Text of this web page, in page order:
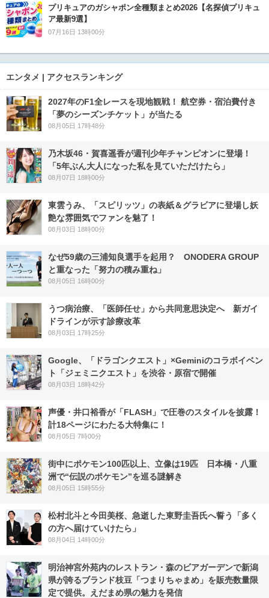
プリキュアのガシャポン全種類まとめ2026【名探偵プリキュ
ア最新9選】
07月16日 13時00分
エンタメ | アクセスランキング
2027年のF1全レースを現地観戦！ 航空券・宿泊費付き
「夢のシーズンチケット」が当たる
08月05日 17時48分
乃木坂46・賀喜遥香が週刊少年チャンピオンに登場！
「5年ぶん大人になった私を見ていただけたら」
08月07日 18時00分
東雲うみ、「スピリッツ」の表紙＆グラビアに登場し妖
艶な雰囲気でファンを魅了！
08月03日 18時00分
なぜ59歳の三浦知良選手を起用？ ONODERA GROUP
と重なった「努力の積み重ね」
08月05日 16時00分
うつ病治療、「医師任せ」から共同意思決定へ 新ガイ
ドラインが示す診療改革
08月03日 17時25分
Google、「ドラゴンクエスト」×Geminiのコラボイベン
ト「ジェミニクエスト」を渋谷・原宿で開催
08月03日 18時42分
声優・井口裕香が「FLASH」で圧巻のスタイルを披露！
計18ページにわたる大特集に！
08月05日 7時00分
街中にポケモン100匹以上、立像は19匹 日本橋・八重
洲で“伝説のポケモン”を巡る謎解き
08月05日 15時55分
松村北斗と今田美桜、急逝した東野圭吾氏へ誓う「多く
の方へ届けていけたら」
08月04日 14時00分
明治神宮外苑内のレストラン・森のビアガーデンで新潟
県が誇るブランド枝豆「つまりちゃまめ」を販売数量限
定で提供。えだまめ県の魅力を発信